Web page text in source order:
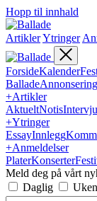
Hopp til innhald
ArtiklerYtringer
ForsideKalender
BalladeAnnonsering
+Artikler
AktueltNotisIntervju
+Ytringer
EssayInnlegg
+Anmeldelser
PlaterKonserter
Meld deg på vårt
Daglig